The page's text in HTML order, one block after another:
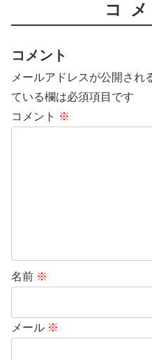
コ
コメント
メールアドレスが公開され
ている欄は必須項目です
コメント ※
名前 ※
メール ※